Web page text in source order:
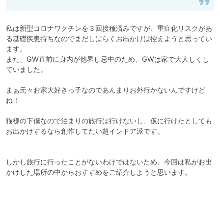
私は新型コロナワクチンを３回接種済みですが、重症化リスクがあ
る基礎疾患持ちなのでまだしばらくお出かけは控えようと思ってい
ます。
また、GW直前に身内が他界し忌中のため、GWは家で大人しくし
ていました。
まぁ元々お家大好きっ子なのであんまりお外行かないんですけど
ね！
猫様の下僕なので泊まりの旅行は行けないし、仮に行けたとしても
お出かけするなら創作してたい超インドア派です。
しかし旅行に行ったことがないわけではないため、今回は私がお出
かけした場所の中からおすすめをご紹介しようと思います。